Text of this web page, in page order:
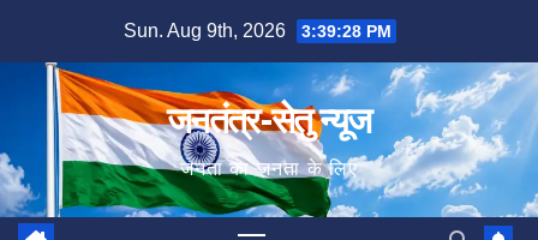
content
Sun. Aug 9th, 2026 3:39:29 PM
जनतंत्र-सेतु न्यूज
जनता का जनता के लिए